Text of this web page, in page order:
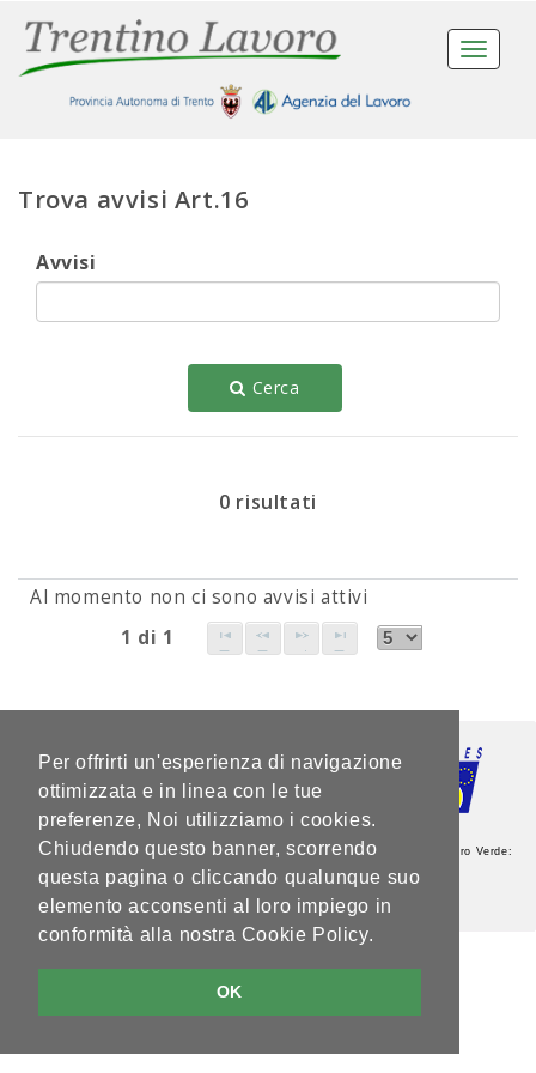
Per offrirti un'esperienza di navigazione
ottimizzata e in linea con le tue
preferenze, Noi utilizziamo i cookies.
Chiudendo questo banner, scorrendo
questa pagina o cliccando qualunque suo
elemento acconsenti al loro impiego in
conformità alla nostra Cookie Policy.
OK
Toggle
Trova avvisi Art.16
Avvisi
Cerca
0 risultati
Al momento non ci sono avvisi attivi
1 di 1
Agenzia del Lavoro - Sede Centrale - Via Guardini, 75 - 38121 Trento - Numero Verde:
800.264760 - Partita IVA: 00337460224
Note legali e privacy
V5.2.0